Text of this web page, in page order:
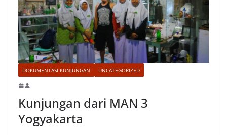
DOKUMENTASI KUNJUNGAN UNCATEGORIZED
Kunjungan dari MAN 3
Yogyakarta